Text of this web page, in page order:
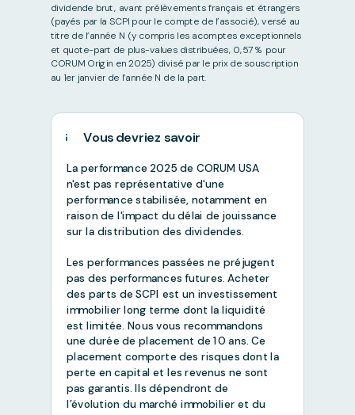
Vous devriez savoir
La performance 2025 de CORUM USA
n'est pas représentative d'une
performance stabilisée, notamment en
raison de l'impact du délai de jouissance
sur la distribution des dividendes.
Les performances passées ne préjugent
pas des performances futures. Acheter
des parts de SCPI est un investissement
immobilier long terme dont la liquidité
est limitée. Nous vous recommandons
une durée de placement de 10 ans. Ce
placement comporte des risques dont la
perte en capital et les revenus ne sont
pas garantis. Ils dépendront de
l’évolution du marché immobilier et du
dividende brut, avant prélèvements français et étrangers
(payés par la SCPI pour le compte de l’associé), versé au
titre de l’année N (y compris les acomptes exceptionnels
et quote-part de plus-values distribuées, 0,57 % pour
CORUM Origin en 2025) divisé par le prix de souscription
au 1er janvier de l’année N de la part.